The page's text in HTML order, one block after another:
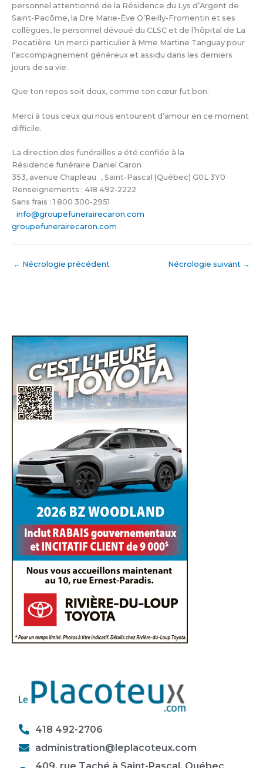
personnel attentionné de la Résidence du Lys d’Argent de
Saint-Pacôme, la Dre Marie-Ève O’Reilly-Fromentin et ses
collègues, le personnel dévoué du CLSC et de l’hôpital de La
Pocatière. Un merci particulier à Mme Martine Tanguay pour
l’accompagnement généreux et assidu dans les derniers
jours de sa vie.
Que ton repos soit doux, comme ton cœur fut bon.
Merci à tous ceux qui nous entourent d’amour en ce moment
difficile.
La direction des funérailles a été confiée à la
Résidence funéraire Daniel Caron
353, avenue Chapleau , Saint-Pascal (Québec) G0L 3Y0
Renseignements : 418 492-2222
Sans frais : 1 800 300-2951
info@groupefunerairecaron.com
groupefunerairecaron.com
← Nécrologie précédent Nécrologie suivant →
418 492-2706
administration@leplacoteux.com